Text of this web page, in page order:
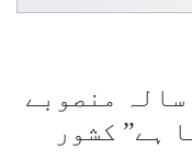
منصوبے
ہے” کشور